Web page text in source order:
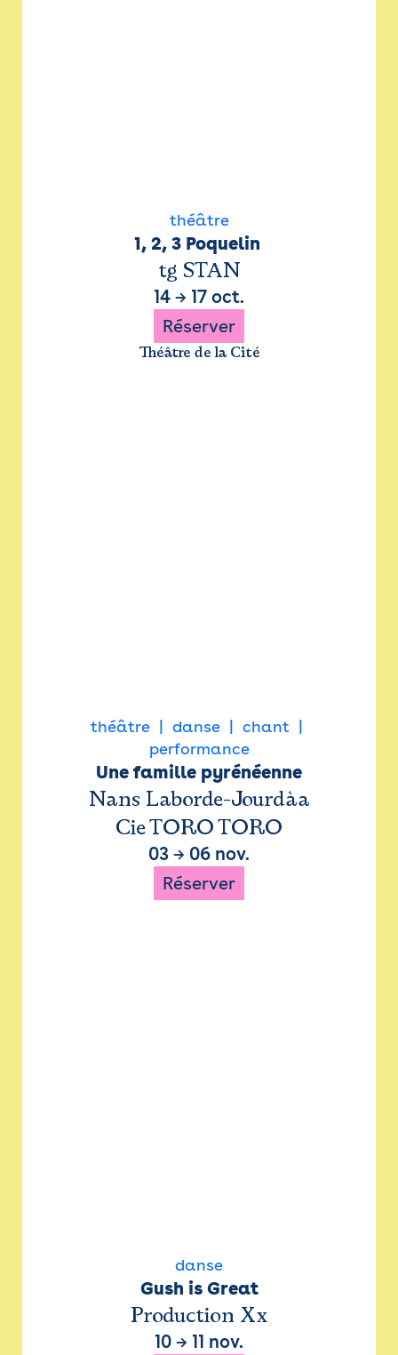
théâtre
1, 2, 3 Poquelin
tg STAN
14 → 17 oct.
Réserver
Théâtre de la Cité
théâtre danse
chant
performance
Une famille pyrénéenne
Nans Laborde-Jourdàa
Cie TORO TORO
03 → 06 nov.
Réserver
danse
Gush is Great
Production Xx
10 → 11 nov.